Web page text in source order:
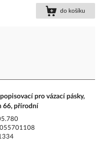
do košíku
pro vázací pásky,
66, přírodní